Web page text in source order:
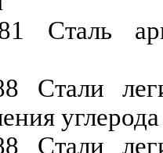
Сталь
Стали
углерода
Стали